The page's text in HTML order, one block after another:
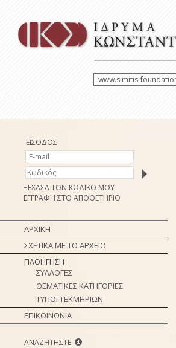
www.simitis-
ΕΙΣΟΔΟΣ
ΞΕΧΑΣΑ ΤΟΝ ΚΩΔΙΚΟ ΜΟΥ
ΕΓΓΡΑΦΗ ΣΤΟ ΑΠΟΘΕΤΗΡΙΟ
ΑΡΧΙΚΗ
ΣΧΕΤΙΚΑ ΜΕ ΤΟ ΑΡΧΕΙΟ
ΠΛΟΗΓΗΣΗ
ΣΥΛΛΟΓΕΣ
ΘΕΜΑΤΙΚΕΣ ΚΑΤΗΓΟΡΙΕΣ
ΤΥΠΟΙ ΤΕΚΜΗΡΙΩΝ
ΕΠΙΚΟΙΝΩΝΙΑ
ΑΝΑΖΗΤΗΣΤΕ